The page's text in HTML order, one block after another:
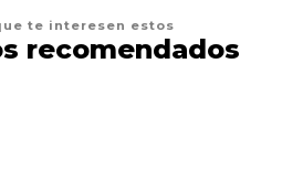
te interesen estos
recomendados